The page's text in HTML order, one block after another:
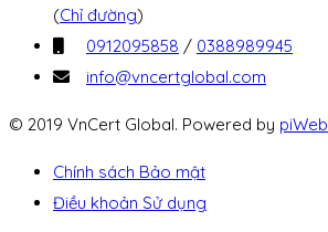
(Chỉ đường)
0912095858 / 0388989945
info@vncertglobal.com
© 2019 VnCert Global. Powered by piWeb
Chính sách Bảo mật
Điều khoản Sử dụng